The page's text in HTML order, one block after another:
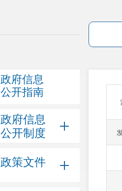
政府信息
公开指南
政府信息
公开制度
政策文件